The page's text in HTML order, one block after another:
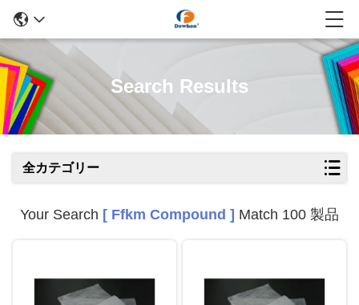
Search Results
全カテゴリー
Your Search [ Ffkm Compound ] Match 100 製品